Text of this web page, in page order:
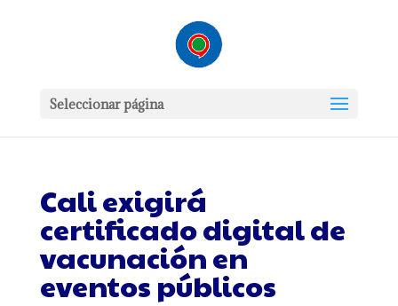
Seleccionar página
Cali exigirá
certificado digital de
vacunación en
eventos públicos